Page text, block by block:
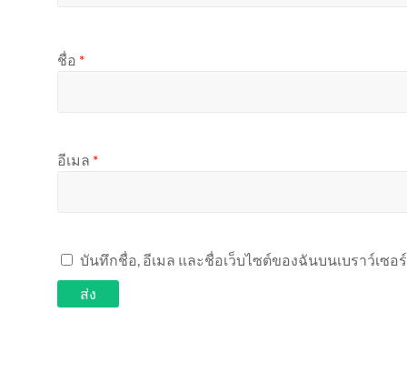
ชื่อ *
อีเมล *
บันทึกชื่อ, อีเมล และชื่อเว็บไซต์ของฉันบนเบราว์เซ